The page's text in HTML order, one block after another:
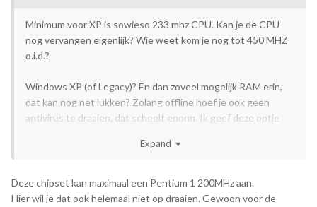
Minimum voor XP is sowieso 233 mhz CPU. Kan je de CPU
nog vervangen eigenlijk? Wie weet kom je nog tot 450 MHZ
o.i.d.?
Windows XP (of Legacy)? En dan zoveel mogelijk RAM erin,
dat kan nog net lukken? Zolang offline hoef je ook geen
antivirus te draaien, dat scheelt enorm. Ik geef deze optie
Expand
Deze chipset kan maximaal een Pentium 1 200MHz aan.
Hier wil je dat ook helemaal niet op draaien. Gewoon voor de